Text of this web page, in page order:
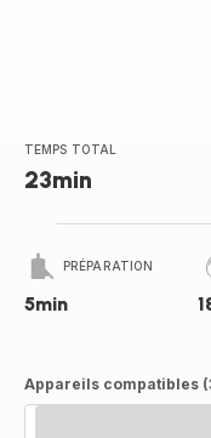
TEMPS TOTAL
23min
PRÉPARATION
5min
Appareils compatibles